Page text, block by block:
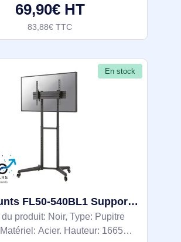
69,90€ HT
83,88€ TTC
En stock
Neomounts FL50-540BL1 Support au sol mobile pour écran 37-70"
produit: Noir, Type: Pupitre
Acier. Hauteur: 1665